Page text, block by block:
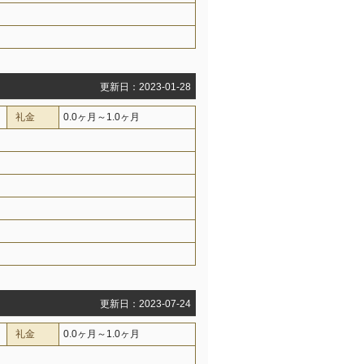
更新日：2023-01-28
礼金 0.0ヶ月～1.0ヶ月
更新日：2023-07-24
礼金 0.0ヶ月～1.0ヶ月